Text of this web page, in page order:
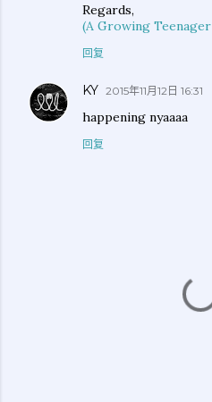
Regards,
(A Growing
回复
KY 2015年11月12日 16:31
happening nyaaaa
回复